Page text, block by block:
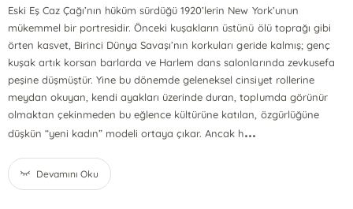
Eski Eş Caz Çağı’nın hüküm sürdüğü 1920’lerin New York’unun
mükemmel bir portresidir. Önceki kuşakların üstünü ölü toprağı gibi
örten kasvet, Birinci Dünya Savaşı’nın korkuları geride kalmış; genç
kuşak artık korsan barlarda ve Harlem dans salonlarında zevkusefa
peşine düşmüştür. Yine bu dönemde geleneksel cinsiyet rollerine
meydan okuyan, kendi ayakları üzerinde duran, toplumda görünür
olmaktan çekinmeden bu eğlence kültürüne katılan, özgürlüğüne
düşkün “yeni kadın” modeli ortaya çıkar. Ancak h...
Devamını Oku